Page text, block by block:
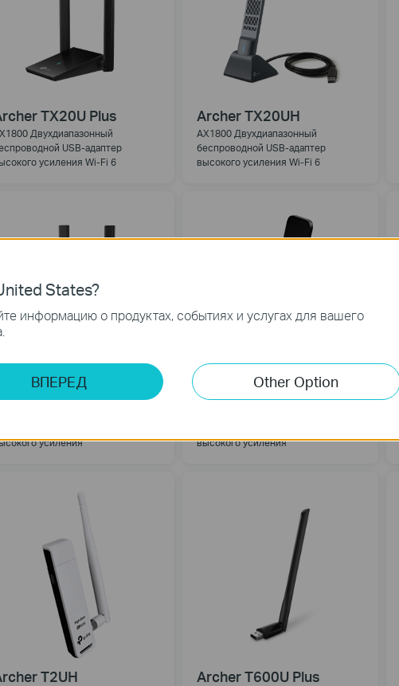
TX20U Plus
Двухдиапазонный
USB-адаптер
усиления Wi-Fi 6
Archer TX20UH
AX1800 Двухдиапазонный
беспроводной USB-адаптер
высокого усиления Wi-Fi 6
T4U Plus
усиления
Archer T4U
высокого усиления
T2UH Archer T600U Plus
States?
информацию о продуктах, событиях и услугах для вашего
ВПЕРЕД Other Option